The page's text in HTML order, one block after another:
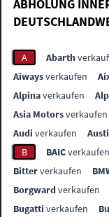
ABHOLUNG
A Abarth
Aiwaysverkaufen
Alpinaverkaufen
Asia Motorsverkaufen
Audi verkaufen
B
BAICverkaufen
Bitterverkaufen
Borgwardverkaufen
Bugatti verkaufen